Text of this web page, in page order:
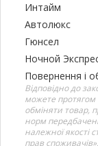
Интайм
Автолюкс
Гюнсел
Ночной
Повернення і
Відповідно до
можете протягом
обміняти товар,
норм
належної якості
прав